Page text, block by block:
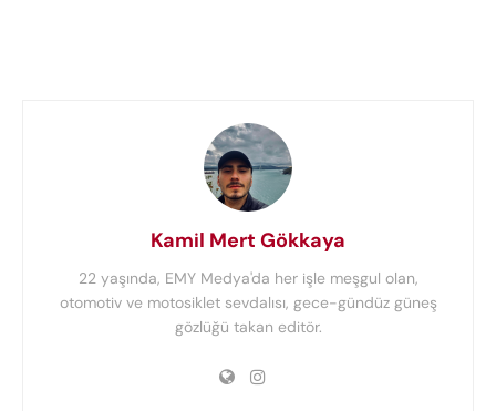
Kamil Mert Gökkaya
22 yaşında, EMY Medya'da her işle meşgul olan,
otomotiv ve motosiklet sevdalısı, gece-gündüz güneş
gözlüğü takan editör.